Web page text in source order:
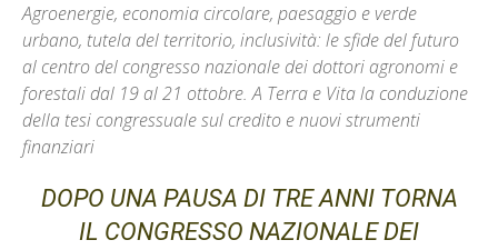
Agroenergie, economia circolare, paesaggio e verde
urbano, tutela del territorio, inclusività: le sfide del futuro
al centro del congresso nazionale dei dottori agronomi e
forestali dal 19 al 21 ottobre. A Terra e Vita la conduzione
della tesi congressuale sul credito e nuovi strumenti
finanziari
DOPO UNA PAUSA DI TRE ANNI TORNA
IL CONGRESSO NAZIONALE DEI